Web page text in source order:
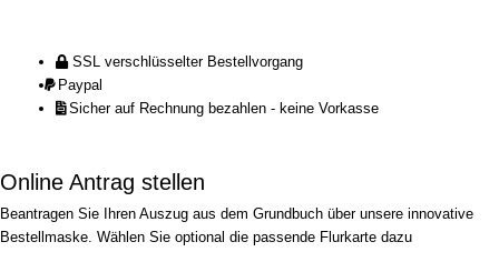
SSL verschlüsselter Bestellvorgang
Paypal
Sicher auf Rechnung bezahlen - keine Vorkasse
Online Antrag stellen
Beantragen Sie Ihren Auszug aus dem Grundbuch über unsere innovative
Bestellmaske. Wählen Sie optional die passende Flurkarte dazu